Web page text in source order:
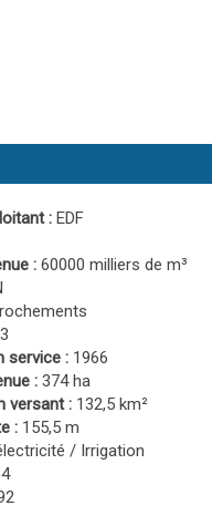
: EDF
: 60000 milliers de m³
service : 1966
: 374 ha
versant : 132,5 km²
: 155,5 m
/ Irrigation